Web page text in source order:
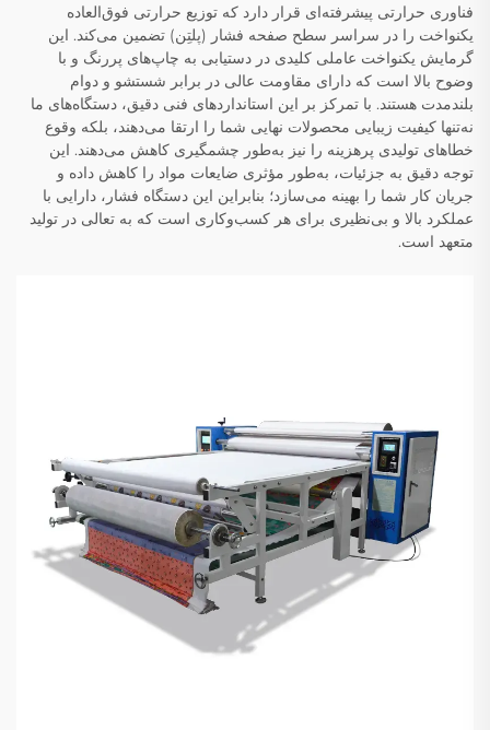
فناوری حرارتی پیشرفته‌ای قرار دارد که توزیع حرارتی فوق‌العاده
یکنواخت را در سراسر سطح صفحه فشار (پلتِن) تضمین می‌کند. این
گرمایش یکنواخت عاملی کلیدی در دستیابی به چاپ‌های پررنگ و با
وضوح بالا است که دارای مقاومت عالی در برابر شستشو و دوام
بلندمدت هستند. با تمرکز بر این استانداردهای فنی دقیق، دستگاه‌های ما
نه‌تنها کیفیت زیبایی محصولات نهایی شما را ارتقا می‌دهند، بلکه وقوع
خطاهای تولیدی پرهزینه را نیز به‌طور چشمگیری کاهش می‌دهند. این
توجه دقیق به جزئیات، به‌طور مؤثری ضایعات مواد را کاهش داده و
جریان کار شما را بهینه می‌سازد؛ بنابراین این دستگاه فشار، دارایی با
عملکرد بالا و بی‌نظیری برای هر کسب‌وکاری است که به تعالی در تولید
متعهد است.